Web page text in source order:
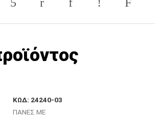
ΚΩΔ: 24240-03
ΠΑΝΕΣ ΜΕ